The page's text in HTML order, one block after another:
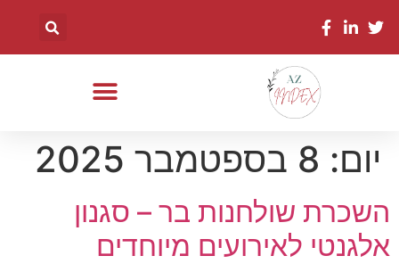
יום: 8 בספטמבר 2025
השכרת שולחנות בר – סגנון
אלגנטי לאירועים מיוחדים